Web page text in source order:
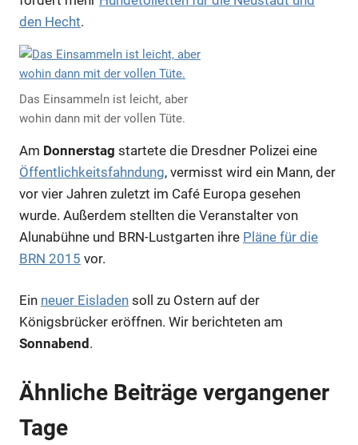
den Hecht.
Das Einsammeln ist leicht, aber
wohin dann mit der vollen Tüte.
Am Donnerstag startete die Dresdner Polizei eine
Öffentlichkeitsfahndung, vermisst wird ein Mann, der
vor vier Jahren zuletzt im Café Europa gesehen
wurde. Außerdem stellten die Veranstalter von
Alunabühne und BRN-Lustgarten ihre Pläne für die
BRN 2015 vor.
Ein neuer Eisladen soll zu Ostern auf der
Königsbrücker eröffnen. Wir berichteten am
Sonnabend .
Ähnliche Beiträge vergangener
Tage